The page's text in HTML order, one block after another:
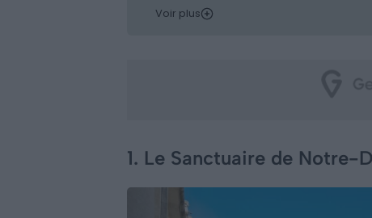
Voir plus
1. Le Sanctuaire de Notre-